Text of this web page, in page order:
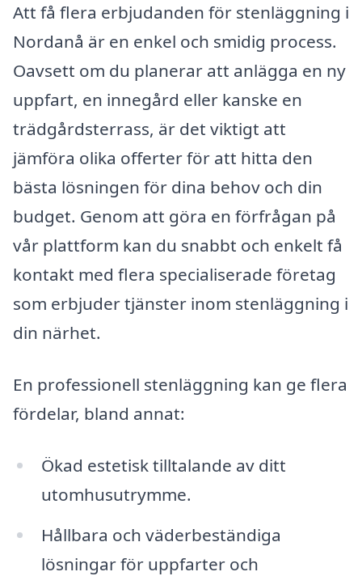
Att få flera erbjudanden för stenläggning i
Nordanå är en enkel och smidig process.
Oavsett om du planerar att anlägga en ny
uppfart, en innegård eller kanske en
trädgårdsterrass, är det viktigt att
jämföra olika offerter för att hitta den
bästa lösningen för dina behov och din
budget. Genom att göra en förfrågan på
vår plattform kan du snabbt och enkelt få
kontakt med flera specialiserade företag
som erbjuder tjänster inom stenläggning i
din närhet.
En professionell stenläggning kan ge flera
fördelar, bland annat:
Ökad estetisk tilltalande av ditt
utomhusutrymme.
Hållbara och väderbeständiga
lösningar för uppfarter och